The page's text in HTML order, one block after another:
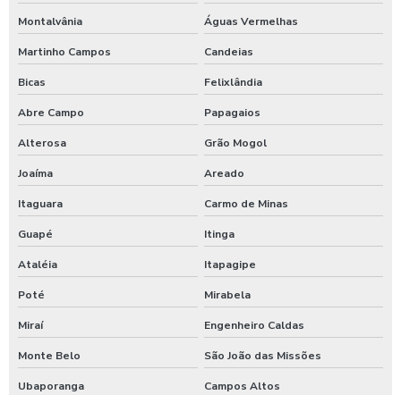
Montalvânia Águas Vermelhas
Martinho Campos Candeias
Bicas Felixlândia
Abre Campo Papagaios
Alterosa Grão Mogol
Joaíma Areado
Itaguara Carmo de Minas
Guapé Itinga
Ataléia Itapagipe
Poté Mirabela
Miraí Engenheiro Caldas
Monte Belo São João das Missões
Ubaporanga Campos Altos